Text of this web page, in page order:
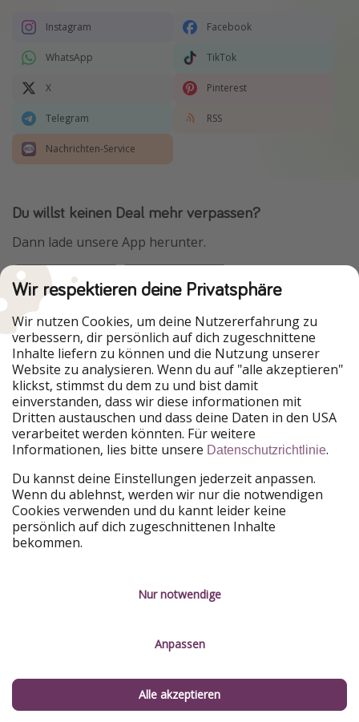
Instagram Facebook
WhatsApp TikTok
X Pinterest
Telegram RSS
Nachrichten-Service
Du willst keinen Deal mehr verpassen?
Dann lade unsere App herunter.
Urlaubspiraten ist Teil der HolidayPirates Group
Unsere Märkte
PiratinViaggio
HolidayPirates
VakantiePiraten
WakacyjniPiraci
VoyagesPirates
Ferienpiraten
Urlaubspiraten
ViajerosPiratas
TravelPirates
HolidayPirates Group
Lerne uns kennen
Über uns
Nachhaltigkeit
Rechtliches
Kontakt
Service-Kontrolle
Wir respektieren deine Privatsphäre
Wir nutzen Cookies, um deine Nutzererfahrung zu
verbessern, dir persönlich auf dich zugeschnittene
Inhalte liefern zu können und die Nutzung unserer
Website zu analysieren. Wenn du auf "alle akzeptieren"
klickst, stimmst du dem zu und bist damit
einverstanden, dass wir diese informationen mit
Dritten austauschen und dass deine Daten in den USA
verarbeitet werden könnten. Für weitere
Informationen, lies bitte unsere Datenschutzrichtlinie.
Du kannst deine Einstellungen jederzeit anpassen.
Wenn du ablehnst, werden wir nur die notwendigen
Cookies verwenden und du kannt leider keine
persönlich auf dich zugeschnittenen Inhalte
bekommen.
Nur notwendige
Anpassen
Alle akzeptieren